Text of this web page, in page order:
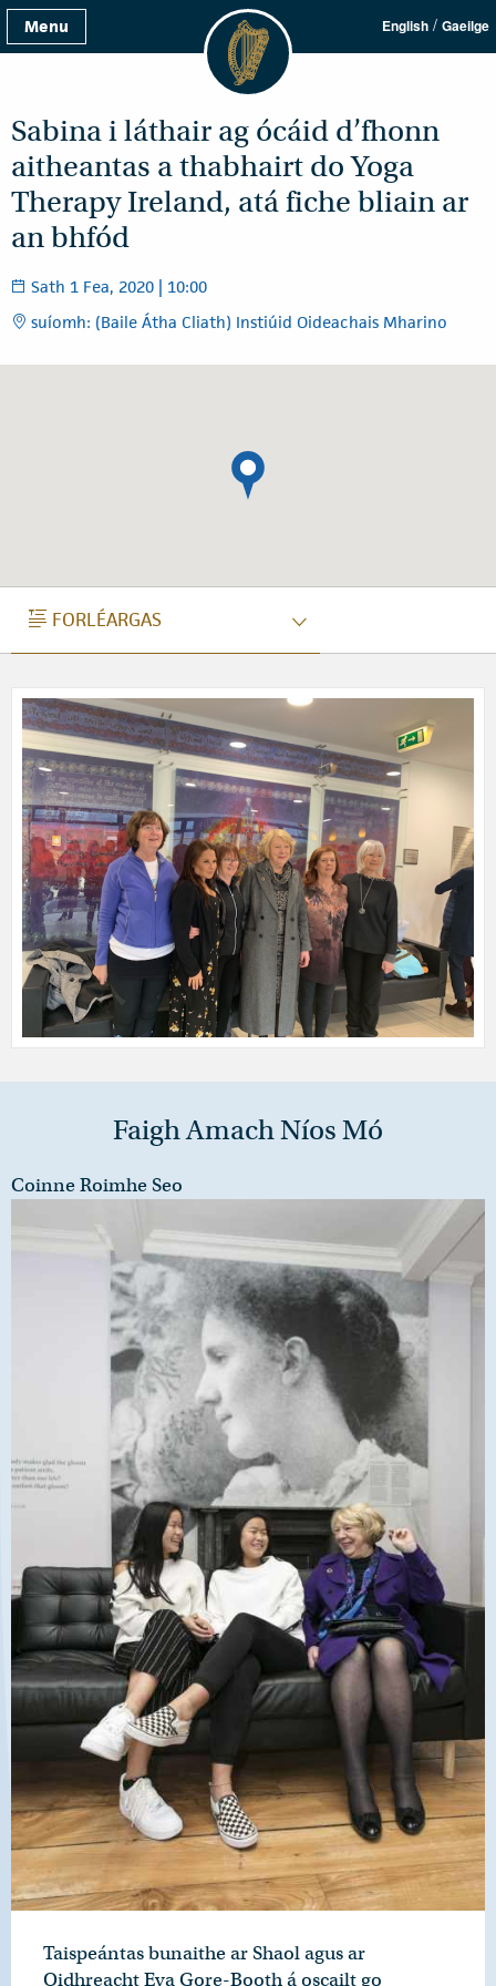
Menu English / Gaeilge
Sabina i láthair ag ócáid d’fhonn
aitheantas a thabhairt do Yoga
Therapy Ireland, atá fiche bliain ar
an bhfód
Sath 1 Fea, 2020 | 10:00
suíomh: (Baile Átha Cliath) Instiúid Oideachais Mharino
FORLÉARGAS
FORLÉARGAS
Faigh Amach Níos Mó
Coinne Roimhe Seo
Taispeántas bunaithe ar Shaol agus ar
Oidhreacht Eva Gore-Booth á oscailt go